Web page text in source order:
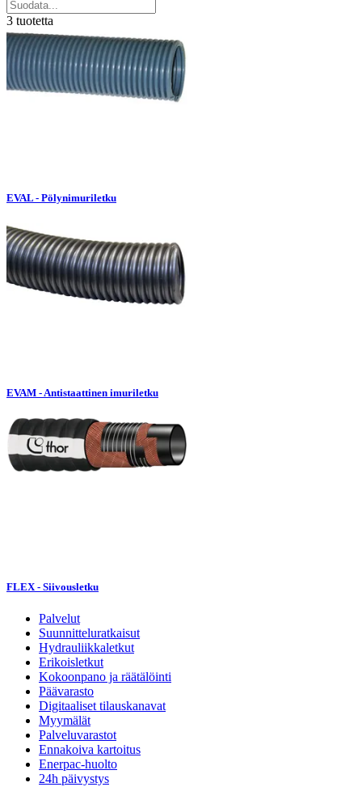
3 tuotetta
EVAL - Pölynimuriletku
EVAM - Antistaattinen imuriletku
FLEX - Siivousletku
Palvelut
Suunnitteluratkaisut
Hydrauliikkaletkut
Erikoisletkut
Kokoonpano ja räätälöinti
Päävarasto
Digitaaliset tilauskanavat
Myymälät
Palveluvarastot
Ennakoiva kartoitus
Enerpac-huolto
24h päivystys